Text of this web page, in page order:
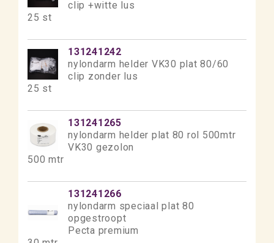
clip +witte lus
25 st
131241242
nylondarm helder VK30 plat 80/60
clip zonder lus
25 st
131241265
nylondarm helder plat 80 rol 500mtr
VK30 gezolon
500 mtr
131241266
nylondarm speciaal plat 80
opgestroopt
Pecta premium